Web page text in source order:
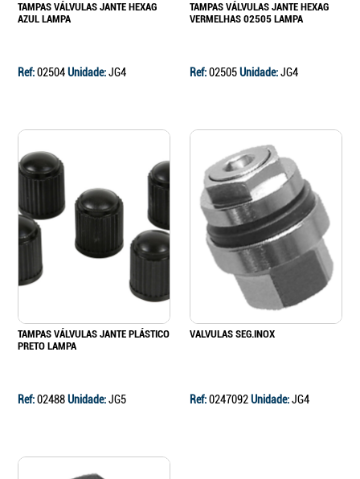
TAMPAS VÁLVULAS JANTE HEXAG
AZUL LAMPA
Ref:02504Unidade:JG4
TAMPAS VÁLVULAS JANTE HEXAG
VERMELHAS 02505 LAMPA
Ref:02505Unidade:JG4
TAMPAS VÁLVULAS JANTE PLÁSTICO
PRETO LAMPA
Ref:02488Unidade:JG5
VALVULAS SEG.INOX
Ref:0247092Unidade:JG4